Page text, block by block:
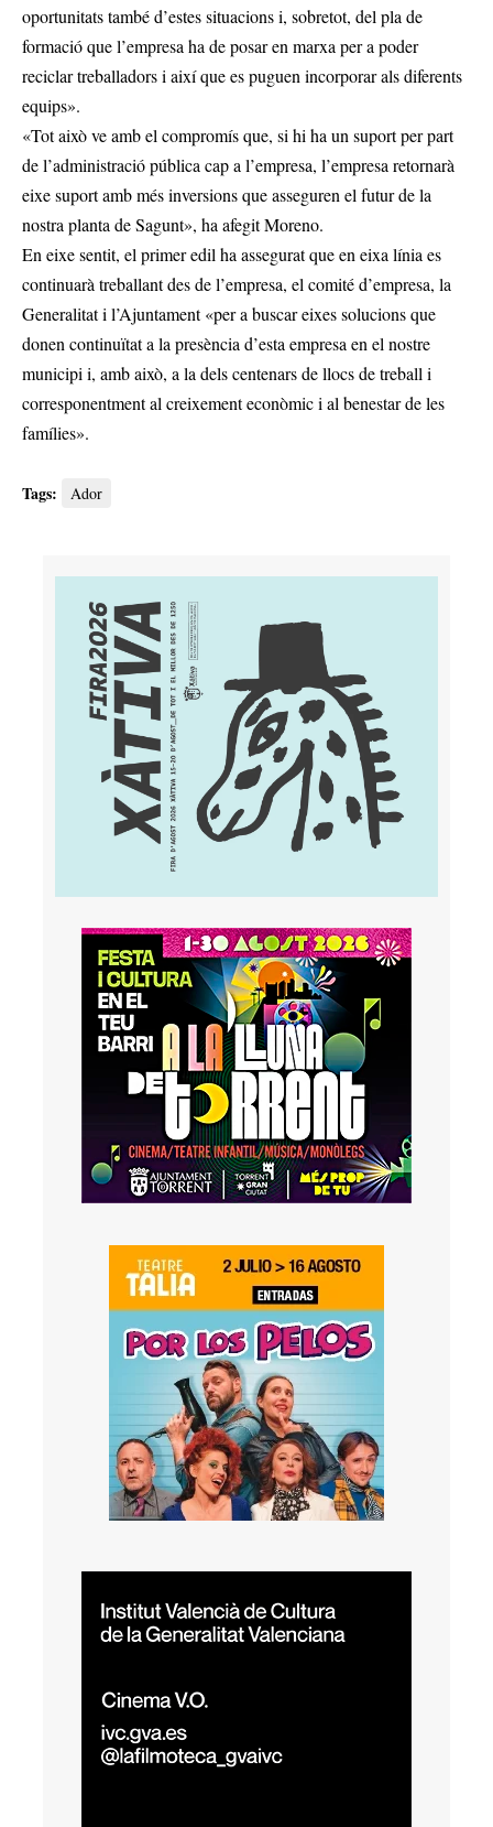
oportunitats també d’estes situacions i, sobretot, del pla de
formació que l’empresa ha de posar en marxa per a poder
reciclar treballadors i així que es puguen incorporar als diferents
equips».
«Tot això ve amb el compromís que, si hi ha un suport per part
de l’administració pública cap a l’empresa, l’empresa retornarà
eixe suport amb més inversions que asseguren el futur de la
nostra planta de Sagunt», ha afegit Moreno.
En eixe sentit, el primer edil ha assegurat que en eixa línia es
continuarà treballant des de l’empresa, el comité d’empresa, la
Generalitat i l’Ajuntament «per a buscar eixes solucions que
donen continuïtat a la presència d’esta empresa en el nostre
municipi i, amb això, a la dels centenars de llocs de treball i
corresponentment al creixement econòmic i al benestar de les
famílies».
Tags: Ador